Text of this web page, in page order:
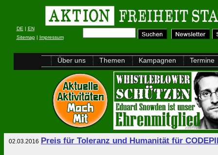
DE | EN
Sitemap| Impressum
Über uns Themen Kampagnen Termine
02.03.2016 Preis für Toleranz und Humanität für